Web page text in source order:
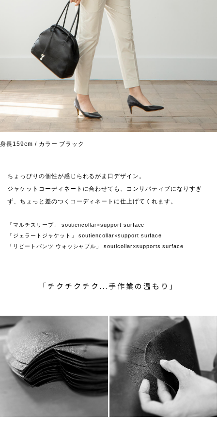
身長159cm / カラー ブラック
ちょっぴりの個性が感じられるがま口デザイン。
ジャケットコーディネートに合わせても、コンサバティブになりすぎ
ず、ちょっと差のつくコーディネートに仕上げてくれます。
「マルチスリーブ」 soutiencollar×support surface
「ジェラートジャケット」 soutiencollar×support surface
「リピートパンツ ウォッシャブル」 souticollar×supports surface
「チクチクチク...手作業の温もり」